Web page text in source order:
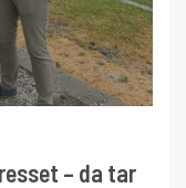
– da tar